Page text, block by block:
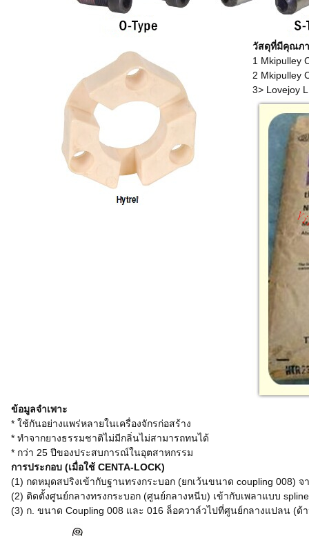
วัสดุที่มีคุณภา
1 Mkipulley
2 Mkipulley
3> Lovejoy
ข้อมูลจำเพาะ
* ใช้กันอย่างแพร่หลายในเครื่องจักรก่อสร้าง
* ทำจากยางธรรมชาติไม่มีกลิ่นไม่สามารถทนได้
* กว่า 25 ปีของประสบการณ์ในอุตสาหกรรม
การประกอบ (เมื่อใช้ CENTA-LOCK)
(1) กดหมุดสปริงเข้ากับฐานทรงกระบอก (ยกเว้นขนาด coupling 008)
(2) ติดตั้งศูนย์กลางทรงกระบอก (ศูนย์กลางหนีบ) เข้ากับเพลาแบบ
(3) ก. ขนาด Coupling 008 และ 016 ล็อควาล์วไปที่ศูนย์กลางแปลน (